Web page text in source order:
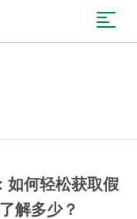
如何轻松获取假
解多少？